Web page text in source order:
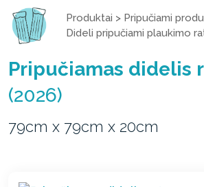
Produktai > Pripučiami
Dideli pripučiami plaukimo
Pripučiamas didelis
(2026)
79cm x 79cm x 20cm